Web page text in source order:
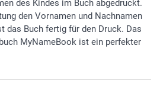
des Kindes im Buch abgedruckt.
den Vornamen und Nachnamen
das Buch fertig für den Druck. Das
MyNameBook ist ein perfekter